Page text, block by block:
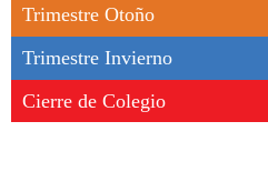
Trimestre Otoño
Trimestre Invierno
Cierre de Colegio